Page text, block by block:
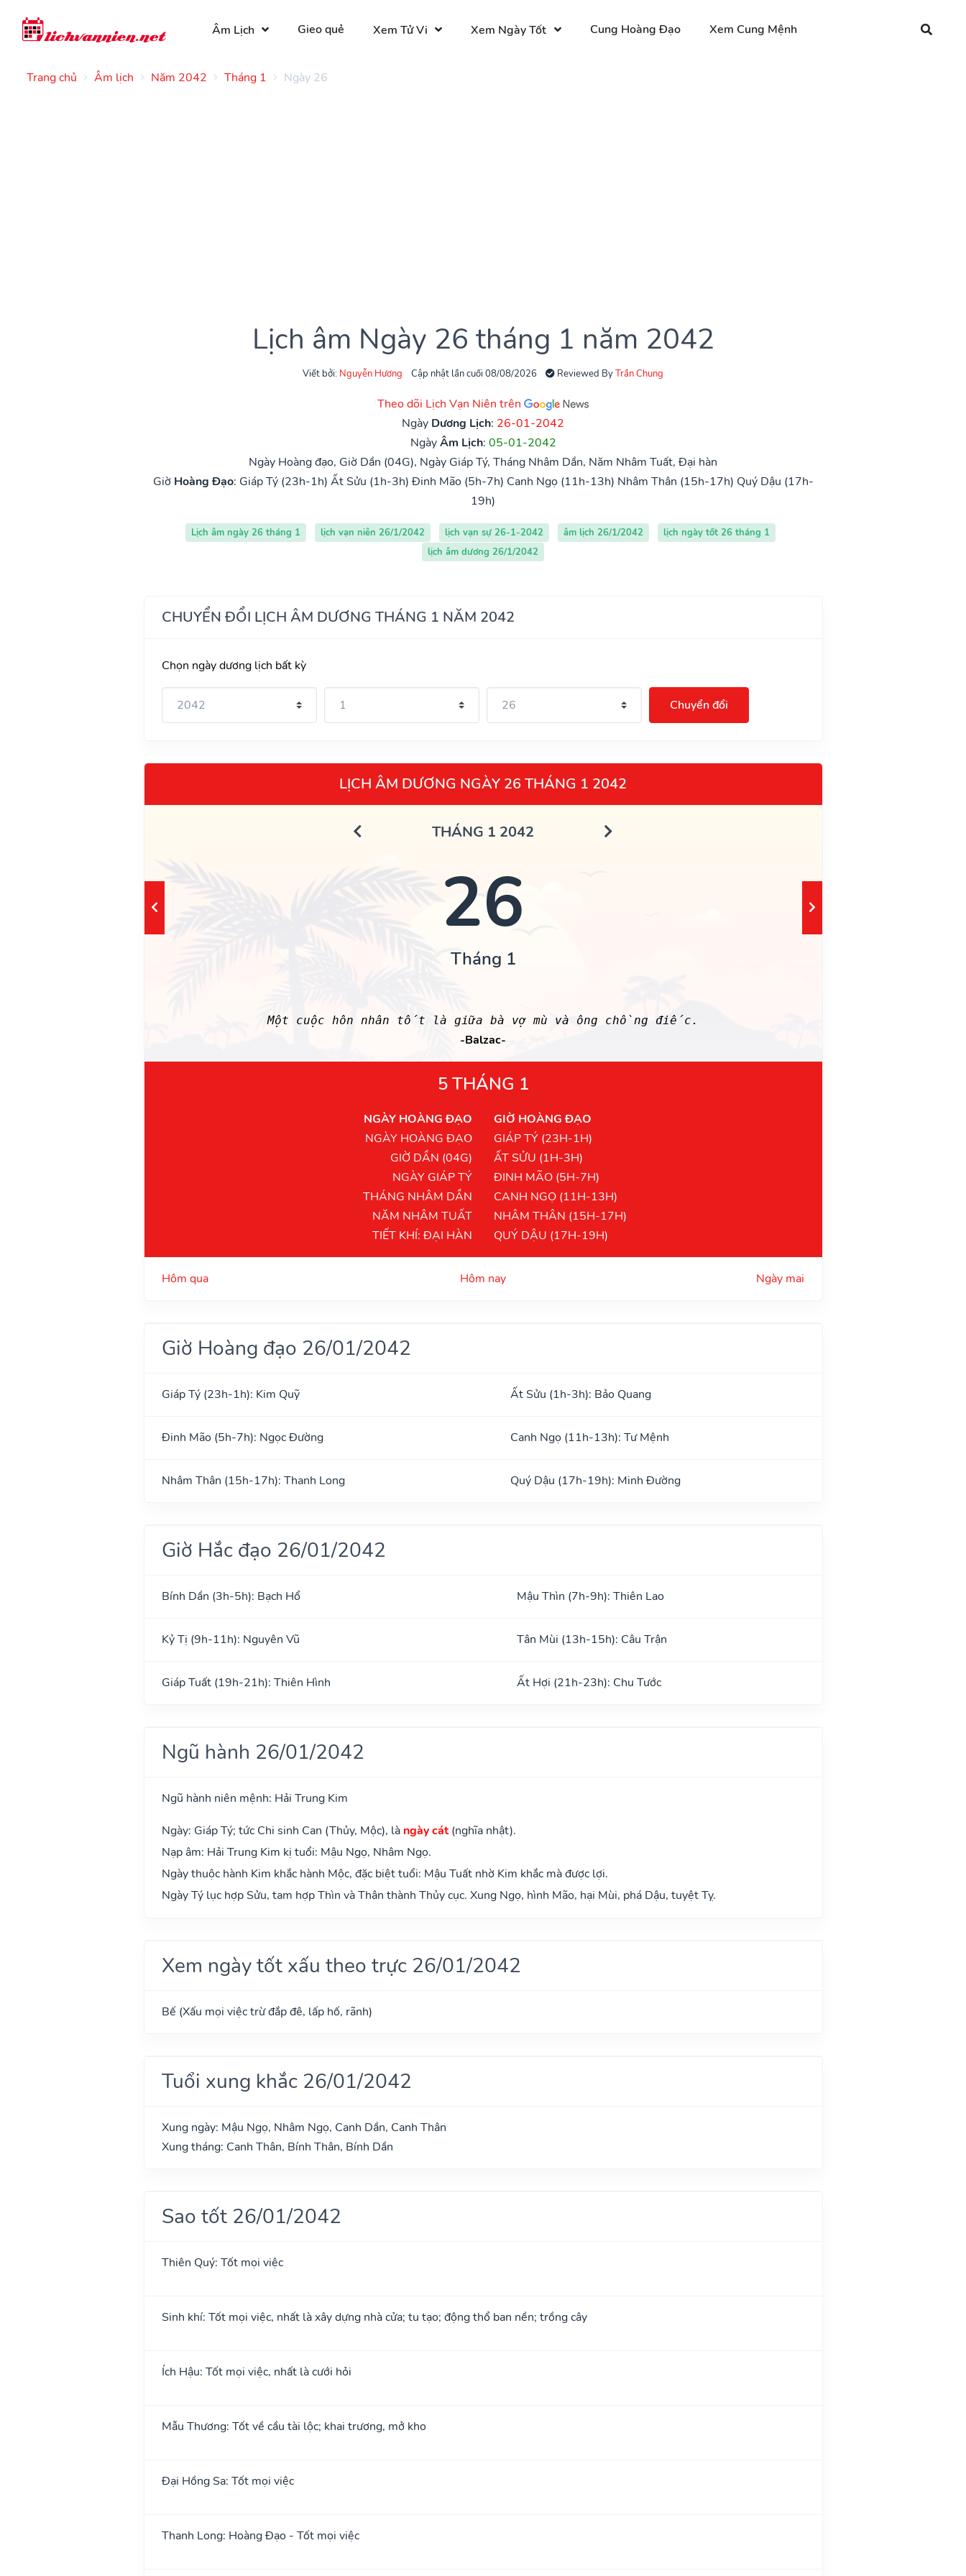
Âm Lịch Gieo quẻ Xem Tử Vi Xem Ngày Tốt Cung Hoàng Đạo Xem Cung Mệnh
Trang chủ Âm lịch Năm 2042 Tháng 1 Ngày 26
Lịch âm Ngày 26 tháng 1 năm 2042
Viết bởi: Nguyễn Hương Cập nhật lần cuối 08/08/2026 Reviewed ByTrần Chung
Theo dõi Lịch Vạn Niên trên
Ngày Dương Lịch: 26-01-2042
NgàyÂm Lịch: 05-01-2042
Ngày Hoàng đạo, Giờ Dần (04G), Ngày Giáp Tý, Tháng Nhâm Dần, Năm Nhâm Tuất, Đại hàn
Giờ Hoàng Đạo: Giáp Tý (23h-1h) Ất Sửu (1h-3h) Đinh Mão (5h-7h) Canh Ngọ (11h-13h) Nhâm Thân (15h-17h) Quý Dậu (17h-
19h)
Lịch âm ngày 26 tháng 1 lịch vạn niên 26/1/2042 lịch vạn sự 26-1-2042 âm lịch 26/1/2042
lịch ngày tốt 26 tháng 1
lịch âm dương 26/1/2042
CHUYỂN ĐỔI LỊCH ÂM DƯƠNG THÁNG 1 NĂM 2042
Chọn ngày dương lịch bất kỳ
Chuyển đổi
LỊCH ÂM DƯƠNG NGÀY 26 THÁNG 1 2042
THÁNG 1 2042
26
Tháng 1
Một cuộc hôn nhân tốt là giữa bà vợ mù và ông chồng điếc.
-Balzac-
5 THÁNG 1
NGÀY HOÀNG ĐẠO
NGÀY HOÀNG ĐẠO
GIỜ DẦN (04G)
NGÀY GIÁP TÝ
THÁNG NHÂM DẦN
NĂM NHÂM TUẤT
TIẾT KHÍ: ĐẠI HÀN
GIỜ HOÀNG ĐẠO
GIÁP TÝ (23H-1H)
ẤT SỬU (1H-3H)
ĐINH MÃO (5H-7H)
CANH NGỌ (11H-13H)
NHÂM THÂN (15H-17H)
QUÝ DẬU (17H-19H)
Hôm qua Hôm nay Ngày mai
Giờ Hoàng đạo 26/01/2042
Giáp Tý (23h-1h): Kim Quỹ Ất Sửu (1h-3h): Bảo Quang
Đinh Mão (5h-7h): Ngọc Đường Canh Ngọ (11h-13h): Tư Mệnh
Nhâm Thân (15h-17h): Thanh Long Quý Dậu (17h-19h): Minh Đường
Giờ Hắc đạo 26/01/2042
Bính Dần (3h-5h): Bạch Hổ Mậu Thìn (7h-9h): Thiên Lao
Kỷ Tị (9h-11h): Nguyên Vũ Tân Mùi (13h-15h): Câu Trận
Giáp Tuất (19h-21h): Thiên Hình Ất Hợi (21h-23h): Chu Tước
Ngũ hành 26/01/2042
Ngũ hành niên mệnh: Hải Trung Kim
Ngày: Giáp Tý; tức Chi sinh Can (Thủy, Mộc), là ngày cát(nghĩa nhật).
Nạp âm: Hải Trung Kim kị tuổi: Mậu Ngọ, Nhâm Ngọ.
Ngày thuộc hành Kim khắc hành Mộc, đặc biệt tuổi: Mậu Tuất nhờ Kim khắc mà được lợi.
Ngày Tý lục hợp Sửu, tam hợp Thìn và Thân thành Thủy cục. Xung Ngọ, hình Mão, hại Mùi, phá Dậu, tuyệt Tỵ.
Xem ngày tốt xấu theo trực 26/01/2042
Bế (Xấu mọi việc trừ đắp đê, lấp hố, rãnh)
Tuổi xung khắc 26/01/2042
Xung ngày: Mậu Ngọ, Nhâm Ngọ, Canh Dần, Canh Thân
Xung tháng: Canh Thân, Bính Thân, Bính Dần
Sao tốt 26/01/2042
Thiên Quý: Tốt mọi việc
Sinh khí: Tốt mọi việc, nhất là xây dựng nhà cửa; tu tạo; động thổ ban nền; trồng cây
Ích Hậu: Tốt mọi việc, nhất là cưới hỏi
Mẫu Thương: Tốt về cầu tài lộc; khai trương, mở kho
Đại Hồng Sa: Tốt mọi việc
Thanh Long: Hoàng Đạo - Tốt mọi việc